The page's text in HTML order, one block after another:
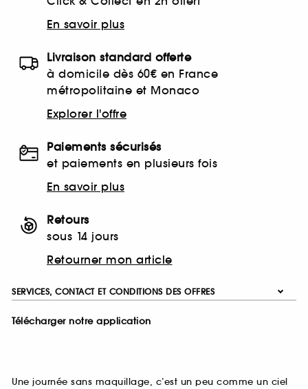
En savoir plus
Livraison standard offerte
à domicile dès 60€ en France
métropolitaine et Monaco
Explorer l'offre
Paiements sécurisés
et paiements en plusieurs fois
En savoir plus
Retours
sous 14 jours
Retourner mon article
SERVICES, CONTACT ET CONDITIONS DES OFFRES
Télécharger notre application
Une journée sans maquillage, c’est un peu comme un ciel